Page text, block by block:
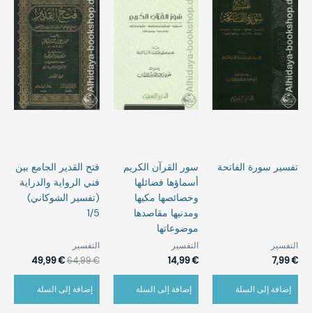
تفسير سورة الفاتحة
التفسير
7,99€
إضافة إلى السلة
سور القرآن الكريم
أسماؤها فضائلها
وخصائصها مكيها
ومدنيها مقاصدها
موضوعاتها
التفسير
14,99€
إضافة إلى السلة
فتح القدير الجامع بين
فني الرواية والدراية
(تفسير الشوكاني)
1/5
التفسير
64,99€
49,99€
إضافة إلى السلة